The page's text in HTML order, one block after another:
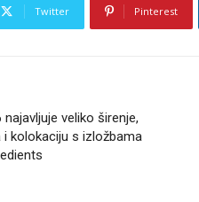
Twitter Pinterest
veliko širenje,
kolokaciju s izložbama